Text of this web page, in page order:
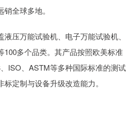
全球多地。
压万能试验机、电子万能试验机、
100多个品类。其产品按照欧美标准
ISO、ASTM等多种国际标准的测试
定制与设备升级改造能力。